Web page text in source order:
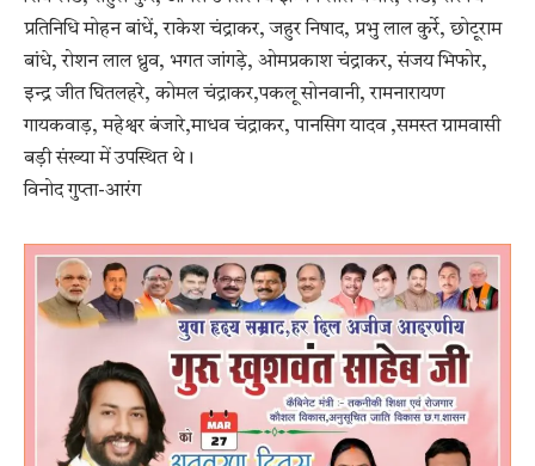
प्रतिनिधि मोहन बांधें, राकेश चंद्राकर, जहुर निषाद, प्रभु लाल कुर्रे, छोटूराम
बांधे, रोशन लाल ध्रुव, भगत जांगड़े, ओमप्रकाश चंद्राकर, संजय भिफोर,
इन्द्र जीत घितलहरे, कोमल चंद्राकर,पकलू सोनवानी, रामनारायण
गायकवाड़, महेश्वर बंजारे,माधव चंद्राकर, पानसिग यादव ,समस्त ग्रामवासी
बड़ी संख्या में उपस्थित थे।
विनोद गुप्ता-आरंग